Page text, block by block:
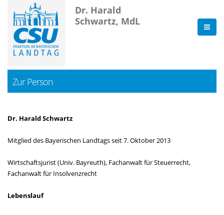
Dr. Harald
Schwartz, MdL
Zur Person
Dr. Harald Schwartz
Mitglied des Bayerischen Landtags seit 7. Oktober 2013
Wirtschaftsjurist (Univ. Bayreuth), Fachanwalt für Steuerrecht,
Fachanwalt für Insolvenzrecht
Lebenslauf